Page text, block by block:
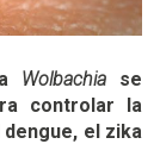
Wolbachiase
controlar la
el zika